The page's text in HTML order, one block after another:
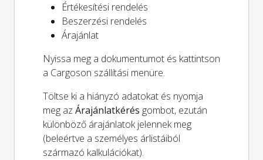
Értékesítési rendelés
Beszerzési rendelés
Árajánlat
Nyissa meg a dokumentumot és kattintson
a Cargoson szállítási menüre.
Töltse ki a hiányzó adatokat és nyomja
meg az Árajánlatkérés gombot, ezután
különböző árajánlatok jelennek meg
(beleértve a személyes árlistáiból
származó kalkulációkat).